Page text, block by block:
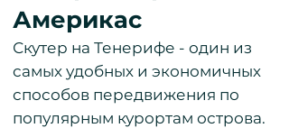
Америкас
Скутер на Тенерифе - один из
самых удобных и экономичных
способов передвижения по
популярным курортам острова.